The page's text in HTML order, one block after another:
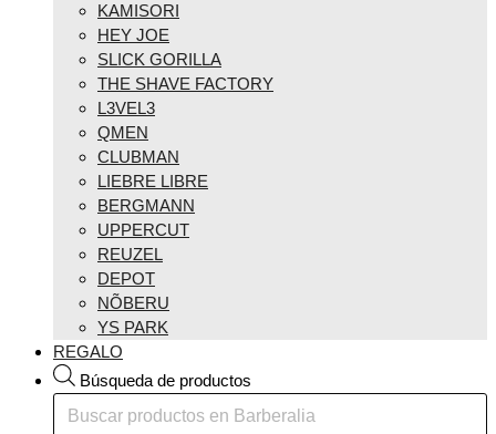
KAMISORI
HEY JOE
SLICK GORILLA
THE SHAVE FACTORY
L3VEL3
QMEN
CLUBMAN
LIEBRE LIBRE
BERGMANN
UPPERCUT
REUZEL
DEPOT
NÕBERU
YS PARK
REGALO
Búsqueda de productos